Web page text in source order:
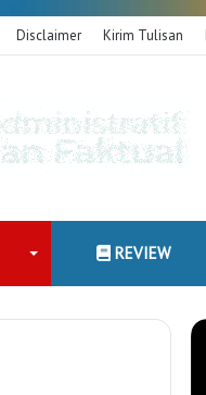
Disclaimer Kirim Tulisan
REVIEW